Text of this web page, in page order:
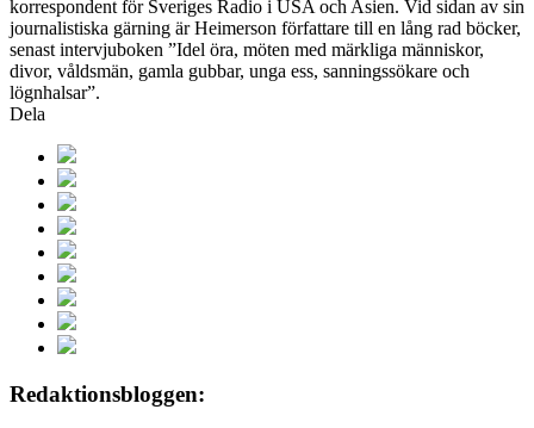
korrespondent för Sveriges Radio i USA och Asien. Vid sidan av sin
journalistiska gärning är Heimerson författare till en lång rad böcker,
senast intervjuboken ”Idel öra, möten med märkliga människor,
divor, våldsmän, gamla gubbar, unga ess, sanningssökare och
lögnhalsar”.
Dela
Redaktionsbloggen: